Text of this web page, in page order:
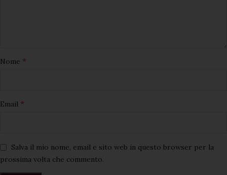
Nome *
Email *
Salva il mio nome, email e sito web in questo browser per la
prossima volta che commento.